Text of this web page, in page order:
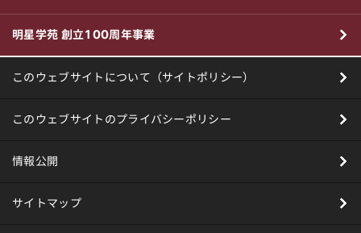
明星学苑 創立100周年事業
このウェブサイトについて（サイトポリシー）
このウェブサイトのプライバシーポリシー
情報公開
サイトマップ